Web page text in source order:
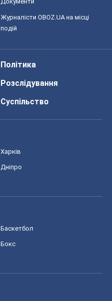
Журналісти OBOZ.UA на місці
подій
Політика
Розслідування
Суспільство
Харків
Дніпро
Баскетбол
Бокс